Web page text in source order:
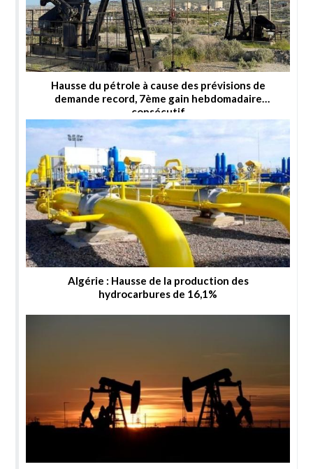
Hausse du pétrole à cause des prévisions de
demande record, 7ème gain hebdomadaire
consécutif
Algérie : Hausse de la production des
hydrocarbures de 16,1%